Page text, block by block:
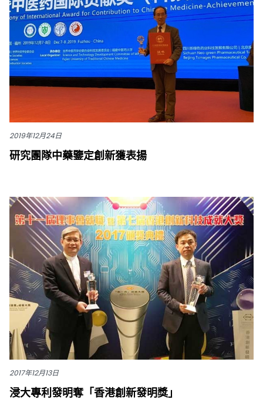
2019年12月24日
研究團隊中藥鑒定創新獲表揚
2017年12月13日
浸大專利發明奪「香港創新發明獎」